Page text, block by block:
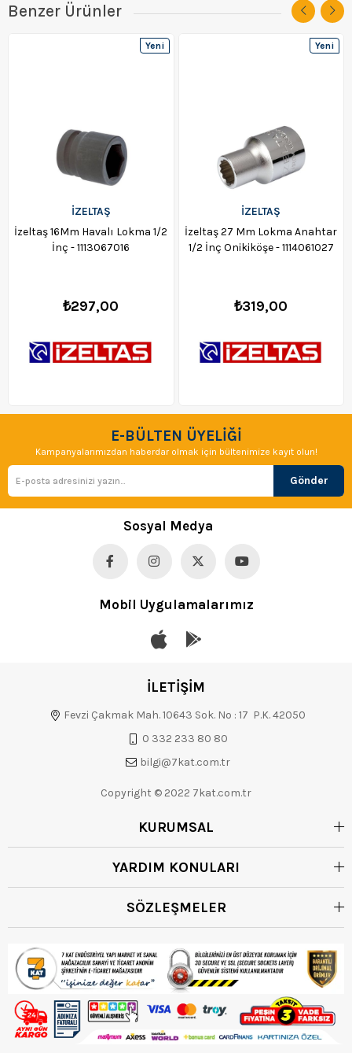
Benzer Ürünler
İZELTAŞ
İzeltaş 16Mm Havalı Lokma 1/2
İnç - 1113067016
₺297,00
Yeni
İZELTAŞ
İzeltaş 27 Mm Lokma Anahtar
1/2 İnç Onikiköşe - 1114061027
₺319,00
Yeni
E-BÜLTEN ÜYELİĞİ
Kampanyalarımızdan haberdar olmak için bültenimize kayıt olun!
Gönder
Sosyal Medya
Mobil Uygulamalarımız
İLETİŞİM
Fevzi Çakmak Mah. 10643 Sok. No : 17 P.K. 42050
0 332 233 80 80
bilgi@7kat.com.tr
Copyright © 2022 7kat.com.tr
KURUMSAL
YARDIM KONULARI
SÖZLEŞMELER